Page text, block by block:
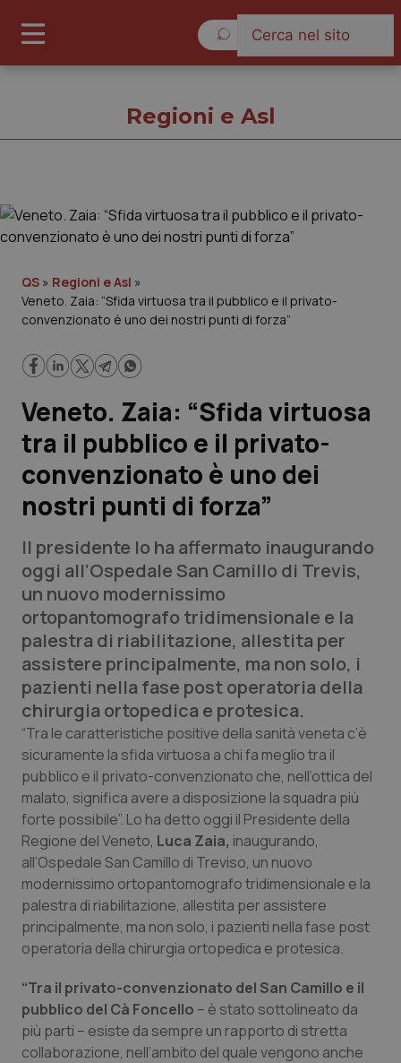
Governo e Parlamento
Regioni e Asl
Lavoro e Professioni
Scienza e Farmaci
Studi e Analisi
Lettere al direttore
Edizioni Regionali
QS Pro
Professionisti Sanitari.AI
Abruzzo
Basilicata
Calabria
Campania
Emilia-Romagna
Friuli Venezia Giulia
Lazio
Liguria
QS Pro Gold
Artrite & artrosi
Asma & BPCO
Car-T
Colesterolo & coronaropatie
Dermatite Atopica
Diabete & glucometri
Disturbi dell’umore
QS Club Newsletter
Regioni e Asl
QS » Regioni e Asl »
Veneto. Zaia: “Sfida virtuosa tra il pubblico e il privato-
convenzionato è uno dei nostri punti di forza”
Veneto. Zaia: “Sfida virtuosa
tra il pubblico e il privato-
convenzionato è uno dei
nostri punti di forza”
Il presidente lo ha affermato inaugurando
oggi all’Ospedale San Camillo di Trevis,
un nuovo modernissimo
ortopantomografo tridimensionale e la
palestra di riabilitazione, allestita per
assistere principalmente, ma non solo, i
pazienti nella fase post operatoria della
chirurgia ortopedica e protesica.
“Tra le caratteristiche positive della sanità veneta c’è
sicuramente la sfida virtuosa a chi fa meglio tra il
pubblico e il privato-convenzionato che, nell’ottica del
malato, significa avere a disposizione la squadra più
forte possibile”. Lo ha detto oggi il Presidente della
Regione del Veneto, Luca Zaia, inaugurando,
all’Ospedale San Camillo di Treviso, un nuovo
modernissimo ortopantomografo tridimensionale e la
palestra di riabilitazione, allestita per assistere
principalmente, ma non solo, i pazienti nella fase post
operatoria della chirurgia ortopedica e protesica.
“Tra il privato-convenzionato del San Camillo e il
pubblico del Cà Foncello – è stato sottolineato da
più parti – esiste da sempre un rapporto di stretta
collaborazione, nell’ambito del quale vengono anche